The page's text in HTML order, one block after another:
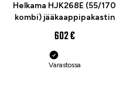
Helkama HJK268E (55/170
kombi) jääkaappipakastin
602 €
Varastossa